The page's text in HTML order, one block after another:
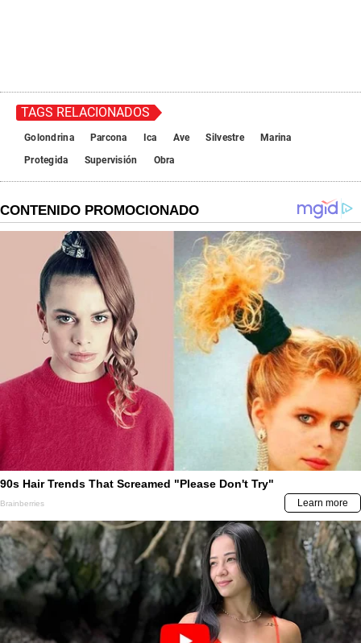
TAGS RELACIONADOS
Golondrina Parcona Ica Ave Silvestre
Marina
Protegida
Supervisión Obra